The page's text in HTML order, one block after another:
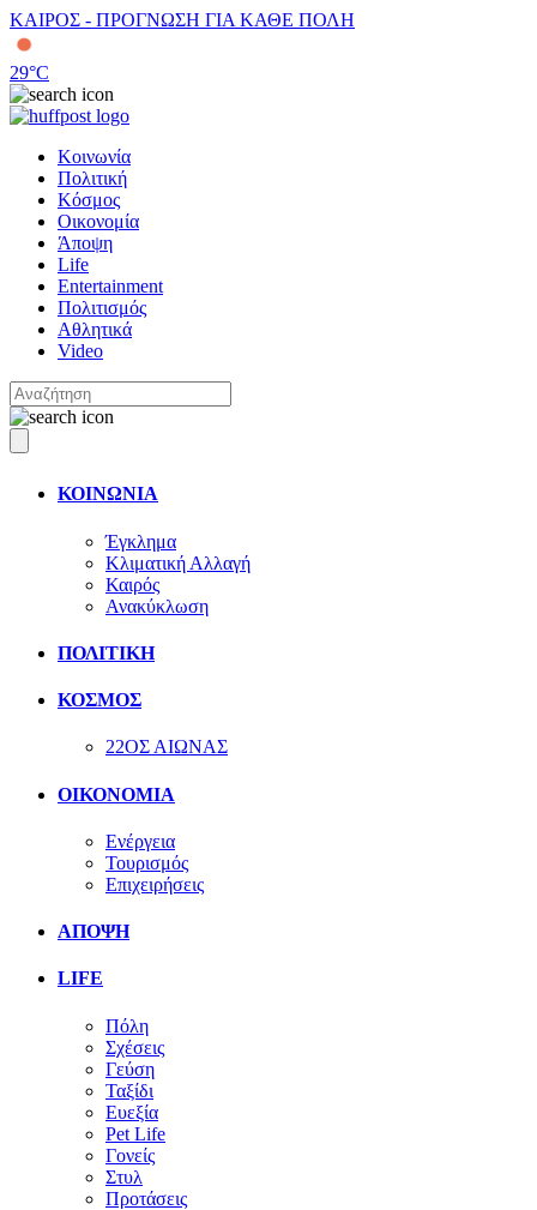
ΚΑΙΡΟΣ - ΠΡΟΓΝΩΣΗ ΓΙΑ ΚΑΘΕ ΠΟΛΗ
29°C
Κοινωνία
Πολιτική
Κόσμος
Οικονομία
Άποψη
Life
Entertainment
Πολιτισμός
Αθλητικά
Video
ΚΟΙΝΩΝΙΑ
Έγκλημα
Κλιματική Αλλαγή
Καιρός
Ανακύκλωση
ΠΟΛΙΤΙΚΗ
ΚΟΣΜΟΣ
22ΟΣ ΑΙΩΝΑΣ
ΟΙΚΟΝΟΜΙΑ
Ενέργεια
Τουρισμός
Επιχειρήσεις
ΑΠΟΨΗ
LIFE
Πόλη
Σχέσεις
Γεύση
Ταξίδι
Ευεξία
Pet Life
Γονείς
Στυλ
Προτάσεις